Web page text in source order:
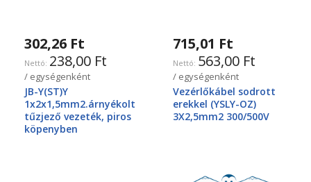
302,26 Ft
238,00 Ft
/ egységenként
JB-Y(ST)Y
1x2x1,5mm2.árnyékolt
tűzjező vezeték, piros
köpenyben
715,01 Ft
563,00 Ft
/ egységenként
Vezérlőkábel sodrott
erekkel (YSLY-OZ)
3X2,5mm2 300/500V